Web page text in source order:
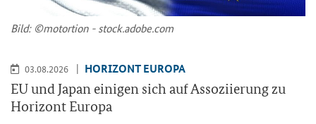
Bild: ©mo­tor­ti­on - stock.adobe.com
03.08.2026 HO­RI­ZONT EU­RO­PA
EU und Japan ei­ni­gen sich auf As­so­zi­ie­rung zu
Ho­ri­zont Eu­ro­pa